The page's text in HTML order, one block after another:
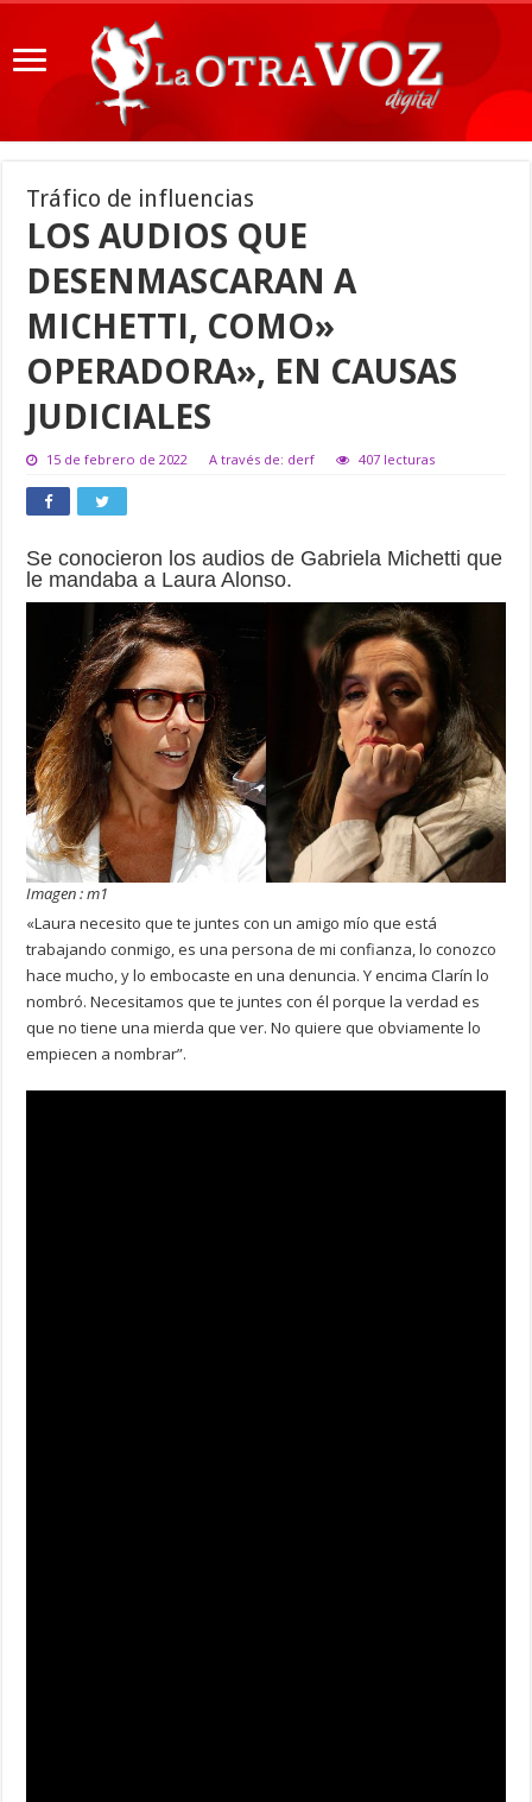
Tráfico de influencias
LOS AUDIOS QUE
DESENMASCARAN A
MICHETTI, COMO»
OPERADORA», EN CAUSAS
JUDICIALES
15 de febrero de 2022 A través de: derf 407 lecturas
Se conocieron los audios de Gabriela Michetti que
le mandaba a Laura Alonso.
Imagen : m1
«Laura necesito que te juntes con un amigo mío que está
trabajando conmigo, es una persona de mi confianza, lo conozco
hace mucho, y lo embocaste en una denuncia. Y encima Clarín lo
nombró. Necesitamos que te juntes con él porque la verdad es
que no tiene una mierda que ver. No quiere que obviamente lo
empiecen a nombrar”.